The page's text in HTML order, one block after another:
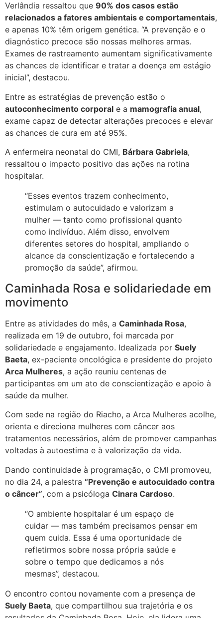
Verlândia ressaltou que 90% dos casos estão
relacionados a fatores ambientais e comportamentais,
e apenas 10% têm origem genética. “A prevenção e o
diagnóstico precoce são nossas melhores armas.
Exames de rastreamento aumentam significativamente
as chances de identificar e tratar a doença em estágio
inicial”, destacou.
Entre as estratégias de prevenção estão o
autoconhecimento corporal e a mamografia anual,
exame capaz de detectar alterações precoces e elevar
as chances de cura em até 95%.
A enfermeira neonatal do CMI, Bárbara Gabriela,
ressaltou o impacto positivo das ações na rotina
hospitalar.
“Esses eventos trazem conhecimento,
estimulam o autocuidado e valorizam a
mulher — tanto como profissional quanto
como indivíduo. Além disso, envolvem
diferentes setores do hospital, ampliando o
alcance da conscientização e fortalecendo a
promoção da saúde”, afirmou.
Caminhada Rosa e solidariedade em
movimento
Entre as atividades do mês, a Caminhada Rosa,
realizada em 19 de outubro, foi marcada por
solidariedade e engajamento. Idealizada por Suely
Baeta, ex-paciente oncológica e presidente do projeto
Arca Mulheres, a ação reuniu centenas de
participantes em um ato de conscientização e apoio à
saúde da mulher.
Com sede na região do Riacho, a Arca Mulheres acolhe,
orienta e direciona mulheres com câncer aos
tratamentos necessários, além de promover campanhas
voltadas à autoestima e à valorização da vida.
Dando continuidade à programação, o CMI promoveu,
no dia 24, a palestra “Prevenção e autocuidado contra
o câncer”, com a psicóloga Cinara Cardoso.
“O ambiente hospitalar é um espaço de
cuidar — mas também precisamos pensar em
quem cuida. Essa é uma oportunidade de
refletirmos sobre nossa própria saúde e
sobre o tempo que dedicamos a nós
mesmas”, destacou.
O encontro contou novamente com a presença de
Suely Baeta, que compartilhou sua trajetória e os